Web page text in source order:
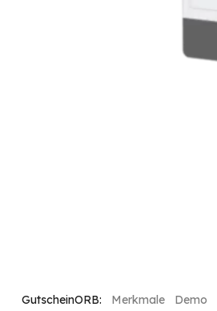
GutscheinORB: Merkmale Demo